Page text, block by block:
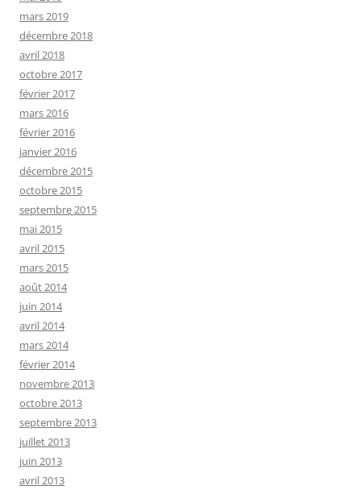
mars 2019
décembre 2018
avril 2018
octobre 2017
février 2017
mars 2016
février 2016
janvier 2016
décembre 2015
octobre 2015
septembre 2015
mai 2015
avril 2015
mars 2015
août 2014
juin 2014
avril 2014
mars 2014
février 2014
novembre 2013
octobre 2013
septembre 2013
juillet 2013
juin 2013
avril 2013